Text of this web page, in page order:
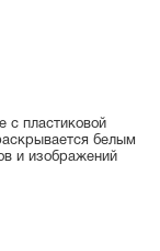
с пластиковой
белым
и изображений